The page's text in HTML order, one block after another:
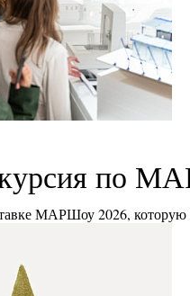
по
МАРШоу 2026, которую